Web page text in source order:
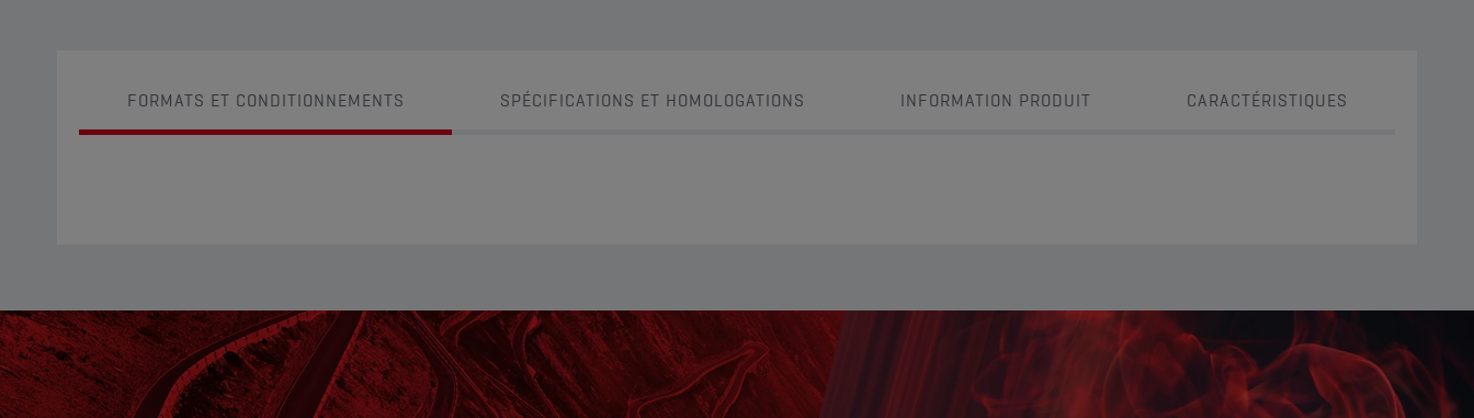
FORMATS ET CONDITIONNEMENTS SPÉCIFICATIONS ET HOMOLOGATIONS INFORMATION PRODUIT CARACTÉRISTIQUES